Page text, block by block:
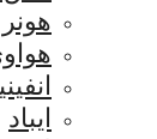
هونر
ايباد